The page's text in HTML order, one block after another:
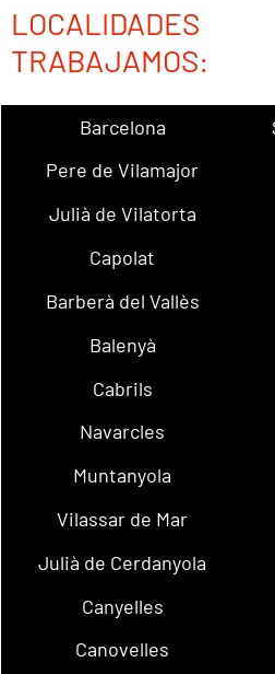
TRABAJAMOS:
Barcelona
Pere de Vilamajor
Julià de Vilatorta
Capolat
Barberà del Vallès
Balenyà
Cabrils
Navarcles
Muntanyola
Vilassar de Mar
Julià de Cerdanyola
Canyelles
Canovelles